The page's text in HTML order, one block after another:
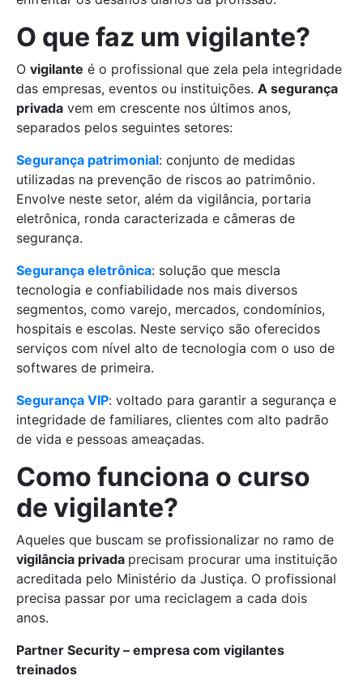
O que faz um vigilante?
O vigilante é o profissional que zela pela integridade
das empresas, eventos ou instituições. A segurança
privada vem em crescente nos últimos anos,
separados pelos seguintes setores:
Segurança patrimonial: conjunto de medidas
utilizadas na prevenção de riscos ao patrimônio.
Envolve neste setor, além da vigilância, portaria
eletrônica, ronda caracterizada e câmeras de
segurança.
Segurança eletrônica: solução que mescla
tecnologia e confiabilidade nos mais diversos
segmentos, como varejo, mercados, condomínios,
hospitais e escolas. Neste serviço são oferecidos
serviços com nível alto de tecnologia com o uso de
softwares de primeira.
Segurança VIP: voltado para garantir a segurança e
integridade de familiares, clientes com alto padrão
de vida e pessoas ameaçadas.
Como funciona o curso
de vigilante?
Aqueles que buscam se profissionalizar no ramo de
vigilância privada precisam procurar uma instituição
acreditada pelo Ministério da Justiça. O profissional
precisa passar por uma reciclagem a cada dois
anos.
Partner Security – empresa com vigilantes
treinados